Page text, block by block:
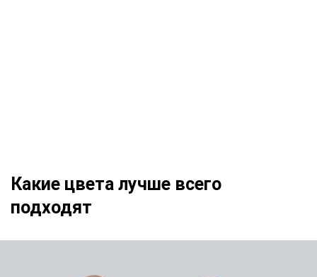
Какие цвета лучше всего
подходят